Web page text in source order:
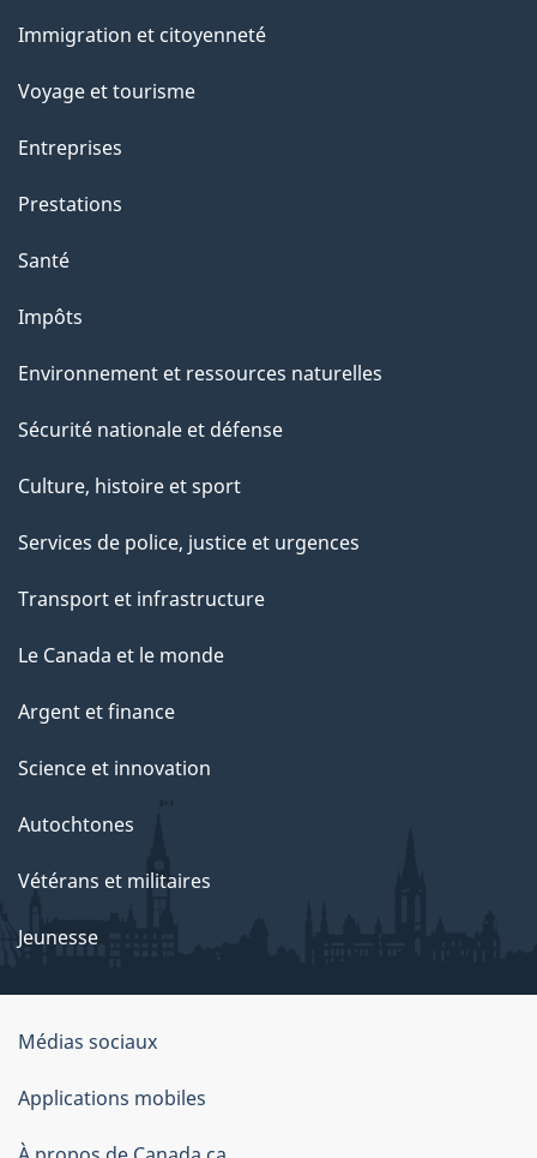
a
c
i
o
s
u
c
e
t
e
a
g
sujets
Immigration et citoyenneté
Voyage et tourisme
Entreprises
Prestations
Santé
Impôts
Environnement et ressources naturelles
Sécurité nationale et défense
Culture, histoire et sport
Services de police, justice et urgences
Transport et infrastructure
Le Canada et le monde
Argent et finance
Science et innovation
Autochtones
Vétérans et militaires
Jeunesse
À
propos
Médias sociaux
Applications mobiles